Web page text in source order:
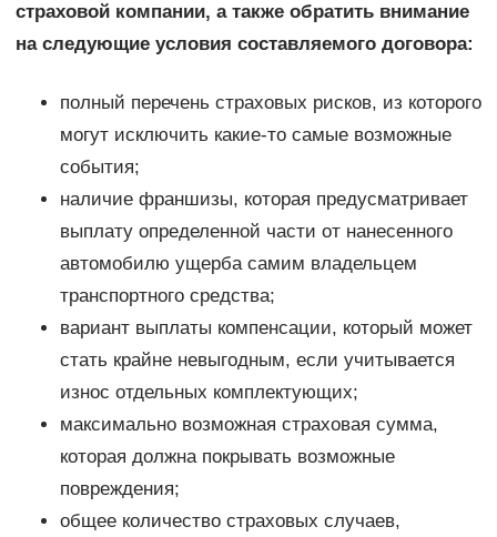
страховой компании, а также обратить внимание
на следующие условия составляемого договора:
полный перечень страховых рисков, из которого
могут исключить какие-то самые возможные
события;
наличие франшизы, которая предусматривает
выплату определенной части от нанесенного
автомобилю ущерба самим владельцем
транспортного средства;
вариант выплаты компенсации, который может
стать крайне невыгодным, если учитывается
износ отдельных комплектующих;
максимально возможная страховая сумма,
которая должна покрывать возможные
повреждения;
общее количество страховых случаев,